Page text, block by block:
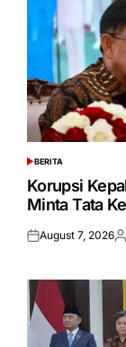
POSTED
IN
BERITA
Korupsi
Minta Tata
Posted
August 7, 2026